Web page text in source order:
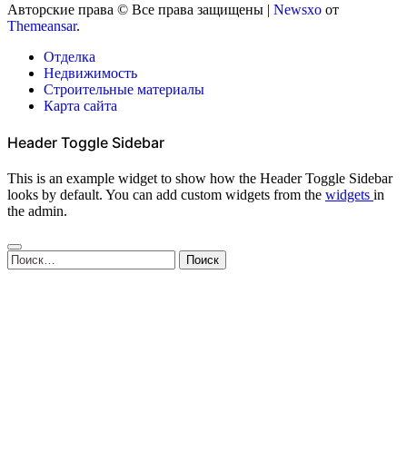
Авторские права © Все права защищены | Newsxo от
Themeansar.
Отделка
Недвижимость
Строительные материалы
Карта сайта
Header Toggle Sidebar
This is an example widget to show how the Header Toggle Sidebar
looks by default. You can add custom widgets from the widgets in
the admin.
Найти: